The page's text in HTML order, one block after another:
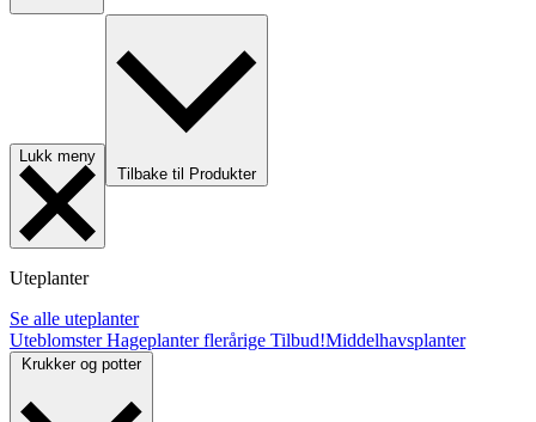
Lukk meny
Tilbake til Produkter
Uteplanter
Se alle uteplanter
UteblomsterHageplanter flerårige Tilbud!Middelhavsplanter
Krukker og potter